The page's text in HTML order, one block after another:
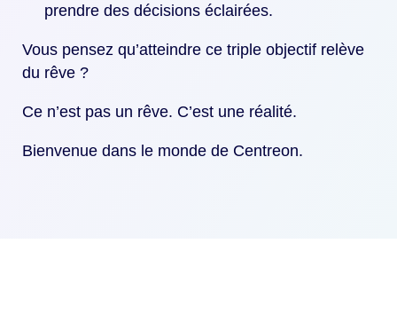
prendre des décisions éclairées.
Vous pensez qu’atteindre ce triple objectif relève
du rêve ?
Ce n’est pas un rêve. C’est une réalité.
Bienvenue dans le monde de Centreon.